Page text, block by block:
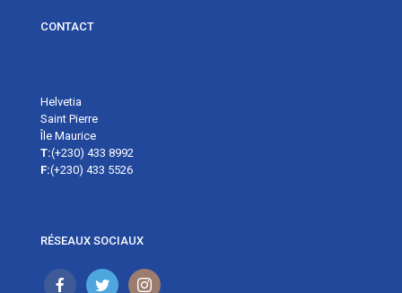
CONTACT
Helvetia
Saint Pierre
Île Maurice
T:(+230) 433 8992
F:(+230) 433 5526
RÉSEAUX SOCIAUX